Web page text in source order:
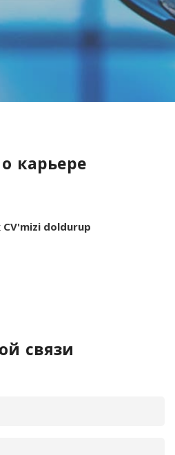
карьере
CV'mizi doldurup
связи